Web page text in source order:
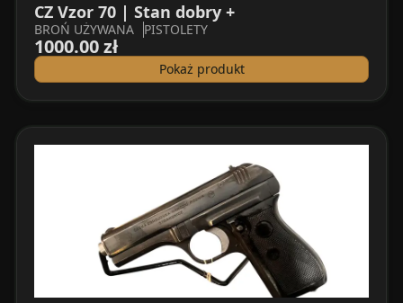
CZ Vzor 70 | Stan dobry +
BROŃ UŻYWANA PISTOLETY
1000.00 zł
Pokaż produkt